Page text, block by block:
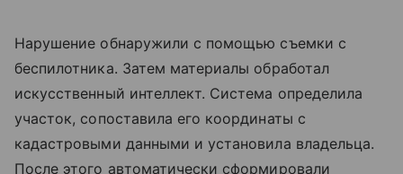
Нарушение обнаружили с помощью съемки с
беспилотника. Затем материалы обработал
искусственный интеллект. Система определила
участок, сопоставила его координаты с
кадастровыми данными и установила владельца.
После этого автоматически сформировали